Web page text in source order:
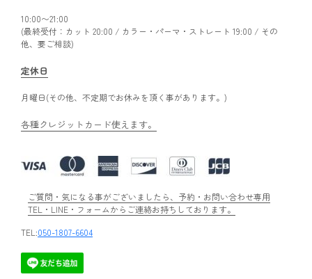
10:00〜21:00
(最終受付：カット 20:00 / カラー・パーマ・ストレート 19:00 / その
他、要ご相談)
定休日
月曜日(その他、不定期でお休みを頂く事があります。)
各種クレジットカード使えます。
ご質問・気になる事がございましたら、予約・お問い合わせ専用
TEL・LINE・フォームからご連絡お持ちしております。
TEL:050-1807-6604